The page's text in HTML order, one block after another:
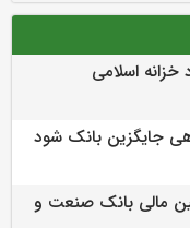
خزانه اسلامی
جایگزین بانک شود
مالی بانک صنعت و